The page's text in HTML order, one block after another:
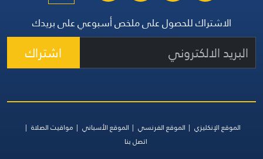
الاشتراك للحصول على ملخص أسبوعي على بريدك
اشتراك
الموقع الإنكليزي الموقع الفرنسي الموقع الأسباني
مواقيت الصلاة
اتصل بنا